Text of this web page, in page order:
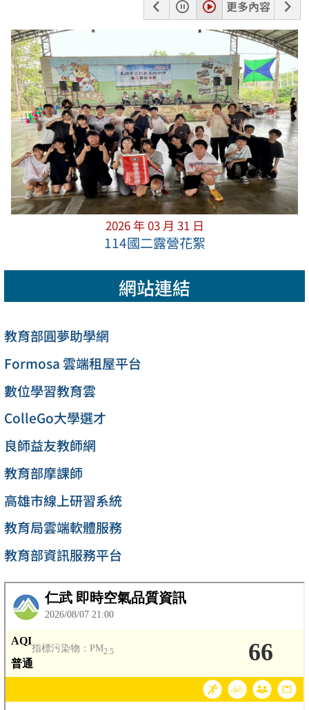
張
暫
停
播
放
更多內容
下
一
張
2026 年 03 月 31 日
114國二露營花絮
網站連結
教育部圓夢助學網
Formosa 雲端租屋平台
數位學習教育雲
ColleGo大學選才
良師益友教師網
教育部摩課師
高雄市線上研習系統
教育局雲端軟體服務
教育部資訊服務平台